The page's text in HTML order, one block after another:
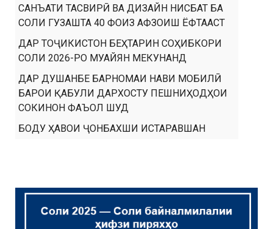
САНЪАТИ ТАСВИРӢ ВА ДИЗАЙН НИСБАТ БА
СОЛИ ГУЗАШТА 40 ФОИЗ АФЗОИШ ЁФТААСТ
ДАР ТОҶИКИСТОН БЕҲТАРИН СОҲИБКОРИ
СОЛИ 2026-РО МУАЙЯН МЕКУНАНД
ДАР ДУШАНБЕ БАРНОМАИ НАВИ МОБИЛӢ
БАРОИ ҚАБУЛИ ДАРХОСТУ ПЕШНИҲОДҲОИ
СОКИНОН ФАЪОЛ ШУД
БОДУ ҲАВОИ ҶОНБАХШИ ИСТАРАВШАН